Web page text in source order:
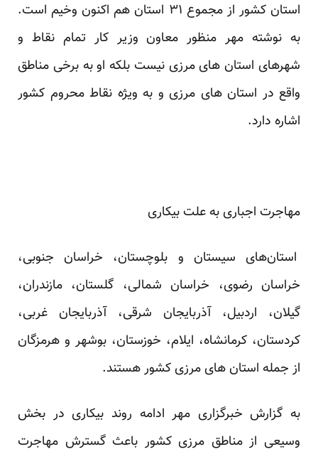
استان کشور از مجموع ۳۱ استان هم اکنون وخیم است.
به نوشته مهر منظور معاون وزیر کار تمام نقاط و
شهرهای استان های مرزی نیست بلکه او به برخی مناطق
واقع در استان های مرزی و به ویژه نقاط محروم کشور
اشاره دارد.
مهاجرت اجباری به علت بیکاری
استان‌های سیستان و بلوچستان، خراسان جنوبی،
خراسان رضوی، خراسان شمالی، گلستان، مازندران،
گیلان، اردبیل، آذربایجان شرقی، آذربایجان غربی،
کردستان، کرمانشاه، ایلام، خوزستان، بوشهر و هرمزگان
از جمله استان های مرزی کشور هستند.
به گزارش خبرگزاری مهر ادامه روند بیکاری در بخش
وسیعی از مناطق مرزی کشور باعث گسترش مهاجرت